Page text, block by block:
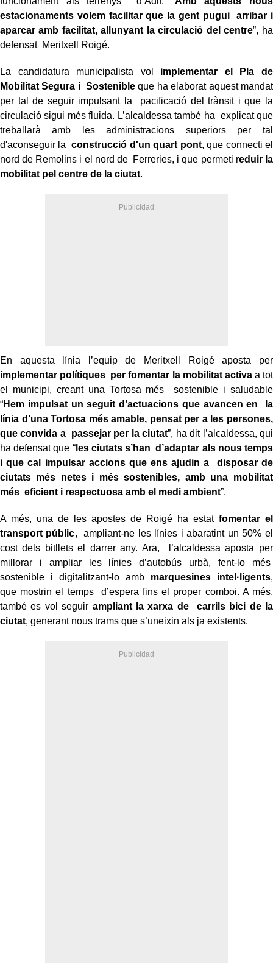
estacionaments volem facilitar que la gent pugui arribar i
aparcar amb facilitat, allunyant la circulació del centre”, ha
defensat Meritxell Roigé.
La candidatura municipalista vol implementar el Pla de
Mobilitat Segura i Sostenibleque ha elaborat aquest mandat
per tal de seguir impulsant la pacificació del trànsit i que la
circulació sigui més fluida. L’alcaldessa també ha explicat que
treballarà amb les administracions superiors per tal
d'aconseguir laconstrucció d'un quart pont, que connecti el
nord de Remolins i el nord de Ferreries, i que permeti reduir la
mobilitat pel centre de la ciutat.
En aquesta línia l’equip de Meritxell Roigé aposta per
implementar polítiques per fomentar la mobilitat activa a tot
el municipi, creant una Tortosa més sostenible i saludable
“Hem impulsat un seguit d’actuacions que avancen en la
línia d’una Tortosa més amable, pensat per a les persones,
que convida a passejar per la ciutat”, ha dit l’alcaldessa, qui
ha defensat que “les ciutats s’han d’adaptar als nous temps
i que cal impulsar accions que ens ajudin a disposar de
ciutats més netes i més sostenibles, amb una mobilitat
més eficient i respectuosa amb el medi ambient”.
A més, una de les apostes de Roigé ha estat fomentar el
transport públic, ampliant-ne les línies i abaratint un 50% el
cost dels bitllets el darrer any. Ara, l’alcaldessa aposta per
millorar i ampliar les línies d’autobús urbà, fent-lo més
sostenible i digitalitzant-lo amb marquesines intel·ligents,
que mostrin el temps d’espera fins el proper comboi. A més,
també es vol seguir ampliant la xarxa de carrils bici de la
ciutat, generant nous trams que s’uneixin als ja existents.